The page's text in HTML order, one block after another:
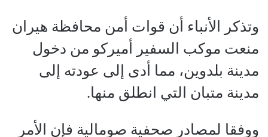
وتذكر الأنباء أن قوات أمن محافظة هيران
منعت موكب السفير أميركو من دخول
مدينة بلدوين، مما أدى إلى عودته إلى
مدينة متبان التي انطلق منها.
ووفقا لمصادر صحفية صومالية فإن الأمر